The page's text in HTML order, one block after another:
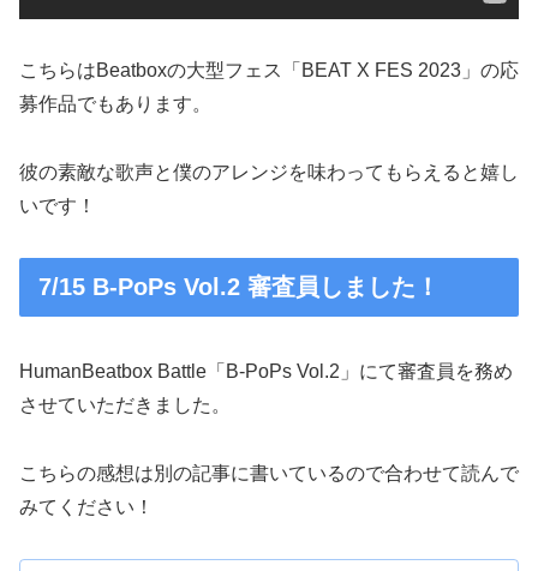
こちらはBeatboxの大型フェス「BEAT X FES 2023」の応
募作品でもあります。
彼の素敵な歌声と僕のアレンジを味わってもらえると嬉し
いです！
7/15 B-PoPs Vol.2 審査員しました！
HumanBeatbox Battle「B-PoPs Vol.2」にて審査員を務め
させていただきました。
こちらの感想は別の記事に書いているので合わせて読んで
みてください！